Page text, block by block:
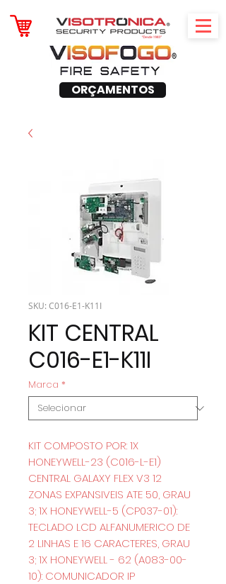
ORÇAMENTOS
SKU: C016-E1-K11I
KIT CENTRAL
C016-E1-K11I
Marca *
KIT COMPOSTO POR: 1X
HONEYWELL-23 (C016-L-E1)
CENTRAL GALAXY FLEX V3 12
ZONAS EXPANSIVEIS ATE 50, GRAU
3; 1X HONEYWELL-5 (CP037-01):
TECLADO LCD ALFANUMERICO DE
2 LINHAS E 16 CARACTERES, GRAU
3; 1X HONEYWELL - 62 (A083-00-
10): COMUNICADOR IP